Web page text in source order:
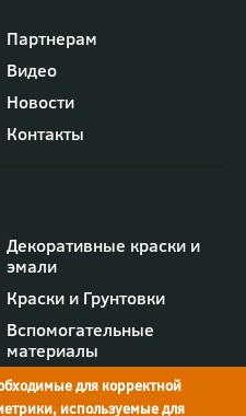
Партнерам
Видео
Новости
Контакты
Декоративные краски и
эмали
Краски и Грунтовки
Вспомогательные
материалы
для корректной
используемые для